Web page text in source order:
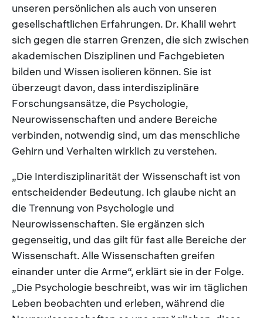
unseren persönlichen als auch von unseren
gesellschaftlichen Erfahrungen. Dr. Khalil wehrt
sich gegen die starren Grenzen, die sich zwischen
akademischen Disziplinen und Fachgebieten
bilden und Wissen isolieren können. Sie ist
überzeugt davon, dass interdisziplinäre
Forschungsansätze, die Psychologie,
Neurowissenschaften und andere Bereiche
verbinden, notwendig sind, um das menschliche
Gehirn und Verhalten wirklich zu verstehen.
„Die Interdisziplinarität der Wissenschaft ist von
entscheidender Bedeutung. Ich glaube nicht an
die Trennung von Psychologie und
Neurowissenschaften. Sie ergänzen sich
gegenseitig, und das gilt für fast alle Bereiche der
Wissenschaft. Alle Wissenschaften greifen
einander unter die Arme“, erklärt sie in der Folge.
„Die Psychologie beschreibt, was wir im täglichen
Leben beobachten und erleben, während die